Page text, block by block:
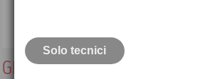
GRZ4 Prisma a 360°
Solo tecnici